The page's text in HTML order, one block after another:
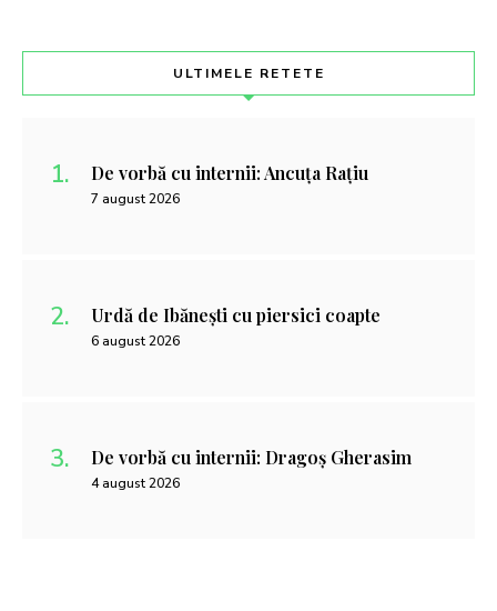
ULTIMELE RETETE
De vorbă cu internii: Ancuța Rațiu
7 august 2026
Urdă de Ibănești cu piersici coapte
6 august 2026
De vorbă cu internii: Dragoș Gherasim
4 august 2026